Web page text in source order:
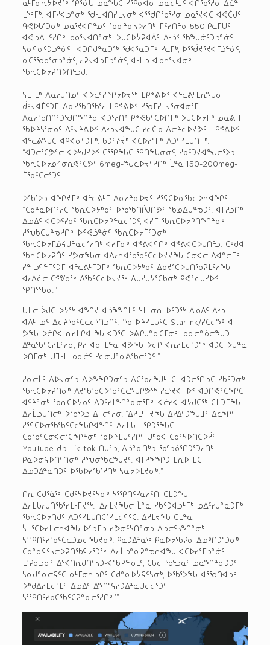
ᓇᒻᒥᓂᕆᔭᐅᔪᖅ ᕿᕐᓃᑌ ᓄᓇᖓᑕ ᓯᕿᓂᐊᓂ ᓄᓇᓕᒻᒧᑦ ᐊᑎᖃᕐᓱᓂ ᐄᓛᓐ
ᒪᔅᒃᒥᒃ. ᐊᒥᓱᐊᓗᓐᓂᒃ ᖁᒻᒧᐊᑎᓯᒪᔪᓂᒃ ᐊᕐᖁᑎᖃᕐᓱᓂ ᓄᓇᕐᔪᐊᑕ ᐊᕙᑖᒍᑦ
ᑫᕙᐅᒐᕐᑐᓂᒃ ᓄᓇᕐᔪᐊᑎᓐᓄᑦ ᖃᓂᓐᓂᓴᐅᓱᑎᒃ ᒥᑦᓯᑎᓐᓂ 550 ᑭᓚᒦᑌᑦ
ᐊᕙᓗᐃᒪᑦᓱᑎᒃ ᓄᓇᕐᔪᐊᑎᓐᓂᒃ. ᐳᒍᑕᐅᔮᕈᐊᐲᑦ, ᐃᒡᓘᑉ ᖄᖓᓃᑦᑐᓗᓐᓃᑦ
ᓴᓂᕌᓂᑦᑐᓗᓐᓃᑦ , ᐊᑑᑎᒍᓐᓇᑐᖅ ᖁᐊᕐᓇᑐᒥᒃ ᓯᓚᒥᒃ, ᐅᕐᖂᔪᕐᔪᐊᒥᓘᓐᓃᑦ,
ᓇᑕᕐᖁᓇᕐᓂᓗᓐᓃᑦ, ᓱᕈᔪᐊᓗᒥᓗᓐᓃᑦ, ᐊᒻᒪᓗ ᐊᓄᕆᕐᔪᐊᓂᒃ
ᖃᕆᑕᐅᔭᕈᑎᐅᑎᓪᓗᒍ.
ᓭᒪ ᒫᒃ ᐱᓇᓱᒍᑎᓄᑦ ᐊᐅᓚᑦᓯᔨᒋᔭᐅᔪᖅ ᒪᑭᕝᕕᐅᑉ ᐊᓪᓚᕕᒻᒪᕆᖓᓂ
ᑰᒃᔪᐊᒦᑦᑐᒥ. ᐱᓇᓱᖃᑎᖃᕐᓱ ᒪᑭᕝᕕᐅᑉ ᓯᖁᒥᓯᒪᔪᕐᓂᐊᓂᕐᒥ
ᐱᓇᓱᖃᑎᒌᑦᑐᖁᑎᖏᓐᓂ ᐊᑐᕐᓱᑎᒃ ᑭᕝᕙᑲᑦᑕᐅᑎᒥᒃ ᐴᒍᑕᐅᔭᒥᒃ ᓄᓇᕕᒻᒥ
ᖃᐅᔨᓴᕐᓂᓄᑦ ᐱᑦᔪᔨᕕᐅᑉ ᐃᒡᓗᔪᐊᖓᑕ ᓯᓚᑖᓄ ᐃᓕᔨᓚᐅᔪᕗᑦ, ᒪᑭᕝᕕᐅᑉ
ᐊᓪᓚᕕᖓᑕ ᐊᑭᐊᓃᑦᑐᒥᒃ. ᑲᑐᑦᔨᔫᒃ ᐊᑕᐅᓯᕐᒥᒃ ᐱᑐᑦᓯᒪᒍᑎᒥᒃ.
“ᐊᑐᓕᕐᑕᕗᓪᓕ ᐊᐅᒡᒍᓯᐅᑉ ᑕᕐᕿᖓᑕ ᕿᑎᖓᓂᓂᑦ, ᓱᑲᑦᑐᔪᐊᖑᓕᕐᐳᓗ
ᖃᕆᑕᐅᔭᓅᔦᓂᕆᕙᑦᑕᕗᑦ 6meg-ᖑᓚᐅᔪᑦᓱᑎᒃ ᒫᓐᓇ 150-200meg-
ᒦᖃᑦᑕᓕᕐᑐᑦ.”
ᐅᖃᕐᐳᓗ ᐊᖏᔪᒥᒃ ᐊᓪᓚᕕᒻᒥ ᐱᓇᓱᓐᓂᐅᔪᑦ ᓱᕐᕋᑕᐅᓂᖃᓚᐅᕆᐊᖏᑦ.
“ᑕᑯᓐᓇᐅᑎᑦᓱᑕ ᖃᕆᑕᐅᔭᒃᑯᑦ ᐅᖃᖃᑎᒌᒍᑎᕗᑦ ᖃᓄᐃᒍᓐᓀᑐᑦ. ᐊᒥᓱᓗᑎᒃ
ᐃᓄᐃᑦ ᐊᑕᐅᑦᓯᑯᑦ ᖃᕆᑕᐅᔭᕈᓐᓇᓕᕐᑐᑦ, ᐊᓯᒥ ᖃᕆᑕᐅᔭᕈᑎᖏᓐᓂᒃ
ᓱᕐᕃᑲᑕᒍᓐᓀᓱᑎᒃ, ᐅᕝᕙᓘᓐᓃᑦ ᖃᕆᑕᐅᔭᒦᑦᑐᓂᒃ
ᖃᕆᑕᐅᔭᒥᓅᔦᒍᓐᓇᓕᕐᓱᑎᒃ ᐊᓯᒥᓂᒃ ᐊᕝᕕᐊᕋᑎᒃ ᐊᕝᕕᐊᑕᐅᒐᑎᓪᓗ. ᑖᒃᑯᐊ
ᖃᕆᑕᐅᔭᕈᑏᑦ ᓯᕗᓂᖓᓂ ᐊᐱᓱᕆᐊᖃᖃᑦᑕᓚᐅᔪᔪᖓ ᑕᓂᐊᓕ ᐱᐊᓐᓕᒥᒃ,
ᓰᓐ-ᓗᕌᓐᒥᑦᑐᒥ ᐊᓪᓚᕕᒻᒦᑐᒥᒃ ᖃᕆᑕᐅᔭᒃᑯᑦ ᐃᑲᔪᕐᑕᐅᒍᑎᖃᕈᒪᑦᓱᖓ
ᐊᓱᐃᓛᓕ ᑕᕝᕓᓇᖅ ᐱᖃᑦᑕᓚᐅᔪᔪᖅ ᐱᒐᓱᒐᔭᕐᑕᑲᓂᒃ ᑫᕙᓪᓚᒍᓯᐅᑉ
ᕿᑎᕐᖃᓂ.”
ᑌᒪᓕ ᐴᒍᑕ ᐅᔭᖅ ᐊᖏᔪ ᐊᓘᖕᖏᒪᑦ ᓭᒪ ᓂᕆ ᐅᑦᑐᖅ ᐃᓄᐃᑦ ᐃᒡᓗ
ᐊᐱᒻᒥᓄᑦ ᐃᓕᔨᖃᑦᑕᓛᓕᕐᑎᓗᒋᑦ. ”ᖃ ᐅᔨᓯᒪᒐᑦᑕ Starlink/ᓯᑖᓕᖕᒃ ᐊ
ᕗᖓ ᐅᓖᒋᐊ ᕆᓯᒪᒋᐊ ᖓ ᐊᑐᕐᑕ ᐅᕕᒋᒍᓐᓇᑕᒥᓂᒃ. ᓄᓇᓕᓐᓅᓕᖓᑐ
ᐃᓐᓇᖃᑦᑕᓯᒪᑦᓱᓂ, ᑭᓯ ᐊᓂ ᒫᓐᓇ ᐊᕗᖓ ᐅᓖᒋ ᐊᕆᓯᒪᓕᕐᑐᖅ ᐊᑐᑕ ᐅᒍᓐᓇ
ᐅᑎᒥᓂᒃ ᑌᒣᒻᒪ ᓄᓇᓖᑦ ᓯᓚᓂᒍᓐᓇᕕᖃᓕᕐᑐᑦ.”
ᓱᓇᓕᒫᑦ ᐱᐅᔪᓂᓪᓗ ᐱᐅᖕᖏᑐᓂᓪᓗ ᐱᑕᖃᓱᖑᒻᒪᑕ. ᐊᑐᓕᕐᑎᓗᑕ ᓱᑲᑦᑐᓂᒃ
ᖃᕆᑕᐅᔭᕈᑎᓂᒃ ᐱᔪᖃᖃᑕᐅᖃᑦᑕᓚᖓᒋᕗᖅ ᓯᓚᕐᔪᐊᒥᐅᑉ ᐊᑑᑎᕙᑦᑕᖏᑕ
ᐊᑦᔨᓐᓂᒃ ᖃᕆᑕᐅᔭᓄᑦ ᐱᑐᑦᓯᒪᖏᓐᓇᓂᕐᒥᒃ. ᐊᓖᓯᐊ ᐊᔭᒍᑕᖅ ᑕᒪᑐᒥᖓ
ᐃᓱᒫᓗᒍᑎᓕᒃ ᐅᖃᕐᐳᓗ ᐃᒣᓕᑦᓱᓂ. “ᐃᓱᒪᒻᒥᔪᖓ ᐃᓱᐃᑦᑐᖔᒧᑦ ᐃᓚᖏᑦ
ᓱᕐᕋᑕᐅᓂᖃᖃᑦᑕᓚᖓᒋᐊᖏᑦ, ᐃᓱᒪᒐᒪ ᕿᑐᕐᖓᑕ
ᑕᑯᖃᑦᑕᓂᐊᓕᕐᑕᖏᓐᓂᒃ ᖃᐅᔨᒪᒐᑦᓯᒋᑦ ᑌᒃᑯᐊ ᑕᑯᑦᓴᐅᑎᑕᐅᓲᑦ
YouTube-ᑯᓗ Tik-tok-ᑎᒍᓪᓗ, ᐃᓘᓐᓇᑎᒃᓗ ᖃᓪᓗᓈᕐᑎᑐᕐᑐᓱᑎᒃ.
ᑭᓇᐅᓂᕋᐅᑎᑦᑎᓂᒃ ᓱᕐᕃᓂᖃᓚᖓᔪᑦ. ᐊᒥᓱᖕᖏᑐᒻᒪᕆᐅᒻᒪᑕ
ᐃᓄᑐᐃᓐᓇᑎᑐᑦ ᐅᖃᐅᓯᖃᕐᓱᑎᒃ ᓴᓇᔭᐅᒪᔪᓂᒃ.”
ᑏᕆ ᑕᒍᕐᓈᖅ, ᑕᑯᑦᓴᐅᔪᑦᓴᓂᒃ ᓴᕐᕿᑎᑦᓯᓇᓱᑦᑎ, ᑕᒪᑐᖓ
ᐃᓱᒪᒐᓱᒍᑎᖃᕐᓯᒪᒻᒥᔪᖅ. “ᐃᓱᒪᔪᖓᓕ ᒫᓐᓇ ᓱᑲᑦᑐᐊᓗᒻᒥᒃ ᓄᐃᑦᓯᒍᓐᓇᑐᒥᒃ
ᖃᕆᑕᐅᔭᑎᒍᑦ ᐱᑐᑦᓯᒪᒍᑎᑖᕐᓯᒪᓕᕋᑦᑕ. ᐃᓱᒪᔪᖓ ᑕᒪᓐᓇ
ᓵᒧᕐᑕᐅᓯᒪᓕᕆᐊᖓ ᐅᓪᓗᒥᓗ ᓯᕗᓂᑦᓴᑎᓐᓂᓗ ᐃᓗᓕᑦᓴᖏᓐᓂᒃ
ᓴᕐᕿᑎᑦᓯᖃᑦᑕᓛᑐᓅᓕᖓᔪᓂᒃ. ᑭᓇᑐᐃᓐᓇᖅ ᑮᓇᐅᔭᖃᕈᓂ ᐃᓄᒃᑎᑑᕐᑐᓂᒃ
ᑕᑯᓐᓇᕋᑦᓴᓕᐅᕈᑎᖃᕋᔭᕐᑐᖅ, ᐃᓱᒫᓗᓐᓇᕈᓐᓀᕆᐊᖓ ᐊᑕᐅᓯᕐᒥᓗᓐᓃᑦ
ᒪᕐᕉᓂᓗᓃᑦ ᐃᕐᐸᑎᕆᒍᑎᑦᓴᑐ-ᐊᖃᕈᓐᓀᒪᑦ, ᑕᒐᓕ ᖃᓪᓗᓈᑦ ᓄᓇᖏᓐᓃᑐᑐᑦ
ᓴᓇᒍᓐᓇᓕᕋᑦᑕ ᓇᒻᒥᓂᕆᓗᒋᑦ ᑕᑯᓐᓇᐅᔮᕋᑦᓴᓂᒃ, ᐅᖃᕐᐳᖓ ᐊᕐᖁᑎᐊᓗᒃ
ᐅᒃᑯᐃᓯᒪᓕᕐᒪᑦ, ᐃᓄᐃᑦ ᐃᖏᕐᕋᓯᑐᐃᓐᓇᑌᓕᓕᕐᑐᑦ
ᓴᕐᕿᑎᑦᓯᑲᑕᖃᑦᑕᕈᓐᓇᓕᕐᓱᑎᒃ.’”